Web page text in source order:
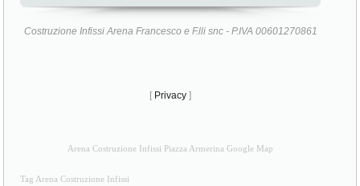
Costruzione Infissi Arena Francesco e F.lli snc - P.IVA 00601270861
[ Privacy ]
Arena Costruzione Infissi Piazza Armerina Google Map
Tag Arena Costruzione Infissi